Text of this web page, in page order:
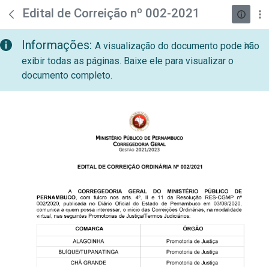
Pular para o Conteúdo principal
teste descricao
Edital de Correição nº 002-2021
Informações: A visualização do documento pode não
exibir todas as páginas. Baixe ele para visualizar o
documento completo.